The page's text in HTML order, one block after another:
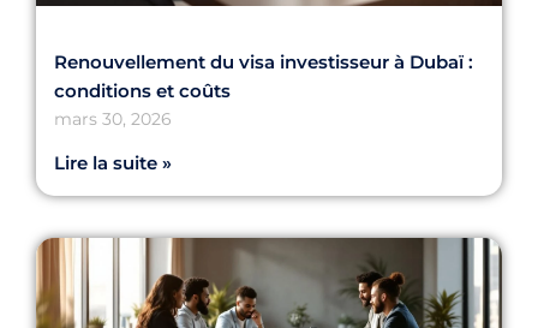
Renouvellement du visa investisseur à Dubaï :
conditions et coûts
mars 30, 2026
Lire la suite »